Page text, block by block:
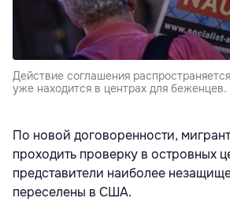
Действие соглашения
уже находится в центрах для беженцев.
По новой договоренности,
проходить проверку в островных
представители наиболее
переселены в США.